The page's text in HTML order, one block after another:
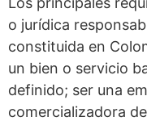
o jurídica
constituida en
un bien o servicio
definido; ser una
comercializadora